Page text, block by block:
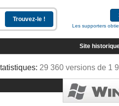
Les supporters
Site
29 360 versions de 1